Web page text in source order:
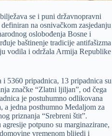
se i puni državnopravni
na osnivačkom zasjedanju
oslobođenja Bosne i
baštinenje tradicije antifašizma
vodila i održala Armija Republike
5360 pripadnica, 13 pripadnica su
značke “Zlatni ljiljan”, od čega
je postuhumno odlikovana
a jedna posthumno Medaljom za
priznanja “Srebreni štit”.
potpuno su marginazirane,
vremenom blijedi i